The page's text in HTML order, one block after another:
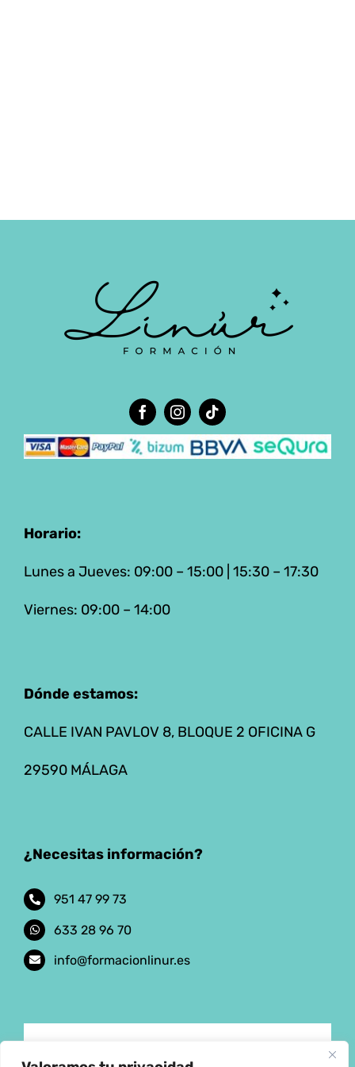
Horario:
Lunes a Jueves: 09:00 – 15:00 | 15:30 – 17:30
Viernes: 09:00 – 14:00
Dónde estamos:
CALLE IVAN PAVLOV 8, BLOQUE 2 OFICINA G
29590 MÁLAGA
¿Necesitas información?
951 47 99 73
633 28 96 70
info@formacionlinur.es